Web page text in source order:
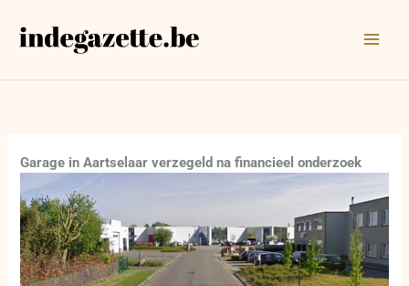
naar
Garage in Aartselaar verzegeld na financieel onderzoek